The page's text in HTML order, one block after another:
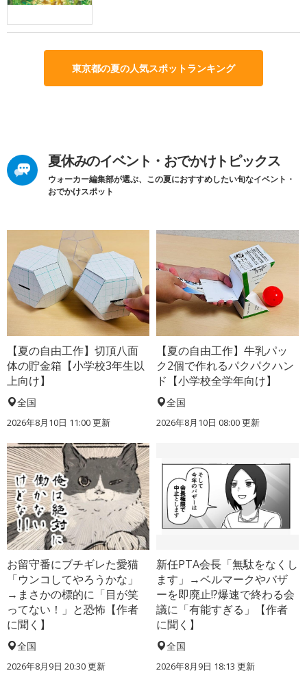
東京都の夏の人気スポットランキング
夏休みのイベント・おでかけトピックス
ウォーカー編集部が選ぶ、この夏におすすめしたい旬なイベント・
おでかけスポット
【夏の自由工作】切頂八面
体の貯金箱【小学校3年生以
上向け】
全国
2026年8月10日 11:00更新
【夏の自由工作】牛乳パッ
ク2個で作れるパクパクハン
ド【小学校全学年向け】
全国
2026年8月10日 08:00更新
お留守番にブチギレた愛猫
「ウンコしてやろうかな」
→まさかの標的に「目が笑
ってない！」と恐怖【作者
に聞く】
全国
2026年8月9日 20:30更新
新任PTA会長「無駄をなくし
ます」→ベルマークやバザ
ーを即廃止!?爆速で終わる会
議に「有能すぎる」【作者
に聞く】
全国
2026年8月9日 18:13 更新